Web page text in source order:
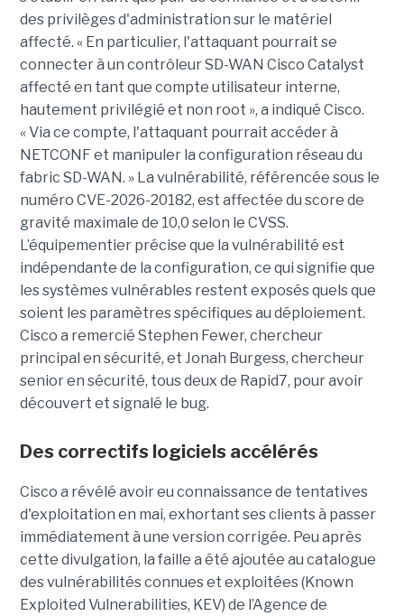
des privilèges d'administration sur le matériel
affecté. « En particulier, l'attaquant pourrait se
connecter à un contrôleur SD-WAN Cisco Catalyst
affecté en tant que compte utilisateur interne,
hautement privilégié et non root », a indiqué Cisco.
« Via ce compte, l'attaquant pourrait accéder à
NETCONF et manipuler la configuration réseau du
fabric SD-WAN. » La vulnérabilité, référencée sous le
numéro CVE-2026-20182, est affectée du score de
gravité maximale de 10,0 selon le CVSS.
L’équipementier précise que la vulnérabilité est
indépendante de la configuration, ce qui signifie que
les systèmes vulnérables restent exposés quels que
soient les paramètres spécifiques au déploiement.
Cisco a remercié Stephen Fewer, chercheur
principal en sécurité, et Jonah Burgess, chercheur
senior en sécurité, tous deux de Rapid7, pour avoir
découvert et signalé le bug.
Des correctifs logiciels accélérés
Cisco a révélé avoir eu connaissance de tentatives
d'exploitation en mai, exhortant ses clients à passer
immédiatement à une version corrigée. Peu après
cette divulgation, la faille a été ajoutée au catalogue
des vulnérabilités connues et exploitées (Known
Exploited Vulnerabilities, KEV) de l’Agence de